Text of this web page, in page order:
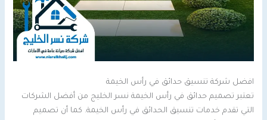
افضل شركة تنسيق حدائق في رأس الخيمة
تعتبر تصميم حدائق في رأس الخيمة نسر الخليج من أفضل الشركات
التي تقدم خدمات تنسيق الحدائق في رأس الخيمة. كما أن تصميم